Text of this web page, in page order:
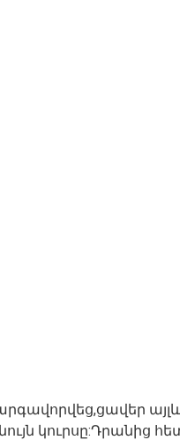
կուրսը:Դրանից